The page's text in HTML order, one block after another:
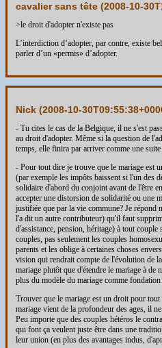
cavalier sans tête (2008-10-
>le droit d'adopter n'existe pas
L’interdiction d’adopter, par contre, existe
parler d’un «permis» d’adopter.
Nick (2008-10-
- Tu cites le cas de la Belgique, il ne s'est
au droit d'adopter. Même si la question de
temps, elle finira par arriver comme une
- Pour tout dire je trouve que le mariage est
(par exemple les impôts baissent si l'un des
solidaire d'abord du conjoint avant de l'être
accepter une distorsion de solidarité ou une
justifiée que par la vie commune? Je répond
l'a dit un autre contributeur) qu'il faut
d'assistance, pension, héritage) à tout
couples, pas seulement les couples
parents et les oblige à certaines choses
vision qui rendrait compte de l'évolution de
mariage plutôt que d'étendre le mariage à de
plus du modèle du mariage comme fondation
Trouver que le mariage est un droit pour
mariage vient de la profondeur des ages, il
Peu importe que des couples hétéros le
qui font ça veulent juste être dans une
leur union (en plus des avantages indus,